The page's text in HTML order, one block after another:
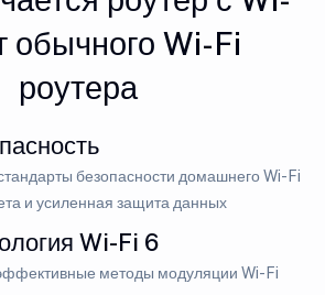
обычного Wi-Fi
роутера
безопасности домашнего Wi-Fi
и усиленная защита данных
Wi-Fi 6
методы модуляции Wi-Fi